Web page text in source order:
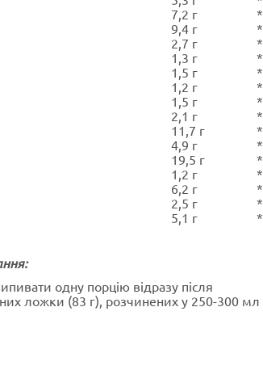
7,2 г
*
9,4 г
*
2,7 г
*
1,3 г
*
1,5 г
*
1,2 г
*
1,5 г
*
2,1 г
*
11,7 г
*
4,9 г
*
19,5 г
*
1,2 г
*
6,2 г
*
2,5 г
*
5,1 г *
одну порцію відразу після
ложки (83 г), розчинених у 250-300 мл